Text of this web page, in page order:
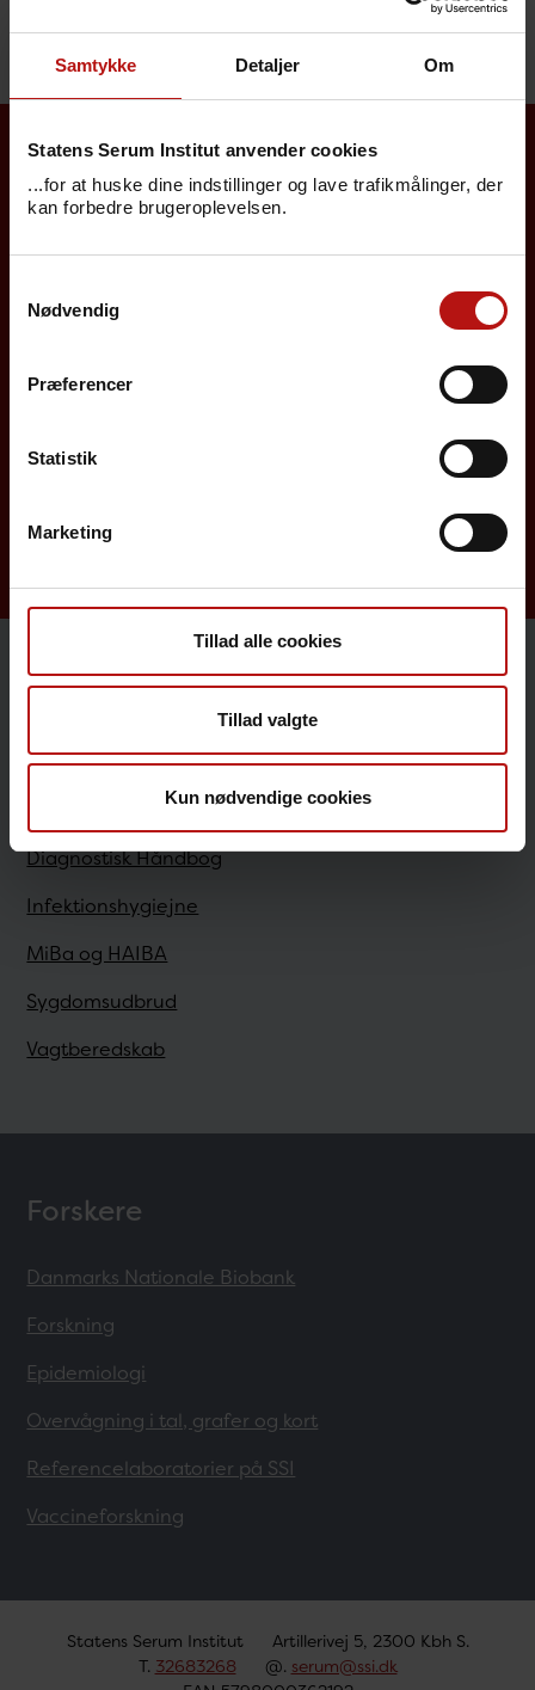
Samtykke Detaljer Om
Statens Serum Institut anvender cookies
...for at huske dine indstillinger og lave trafikmålinger, der
kan forbedre brugeroplevelsen.
Nødvendig
Præferencer
Statistik
Marketing
Tillad alle cookies
Tillad valgte
Kun nødvendige cookies
Borgere
Rejsevaccination
MiBa, HAIBA og det digitale infektionsberedskab
Sundhedsfaglige
Antibiotikaresistens
Diagnostisk Håndbog
Infektionshygiejne
MiBa og HAIBA
Sygdomsudbrud
Vagtberedskab
Forskere
Danmarks Nationale Biobank
Forskning
Epidemiologi
Overvågning i tal, grafer og kort
Referencelaboratorier på SSI
Vaccineforskning
Statens Serum Institut
Artillerivej 5, 2300 Kbh S.
T. 32683268 @. serum@ssi.dk